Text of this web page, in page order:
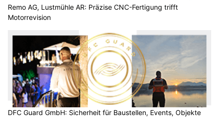
Remo AG, Lustmühle AR: Präzise CNC-Fertigung trifft
Motorrevision
DFC Guard GmbH: Sicherheit für Baustellen, Events, Objekte